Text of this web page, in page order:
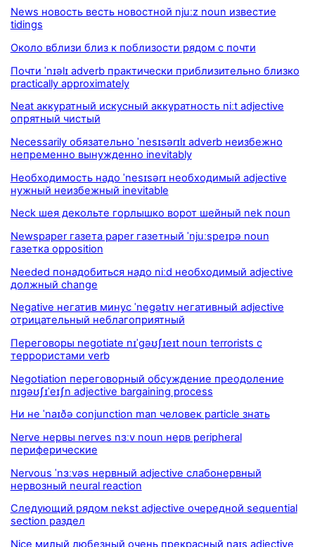
News новость весть новостной njuːz noun известие
tidings
Около вблизи близ к поблизости рядом с почти
Почти ˈnɪəlɪ adverb практически приблизительно близко
practically approximately
Neat аккуратный искусный аккуратность niːt adjective
опрятный чистый
Necessarily обязательно ˈnesɪsərɪlɪ adverb неизбежно
непременно вынужденно inevitably
Необходимость надо ˈnesɪsərɪ необходимый adjective
нужный неизбежный inevitable
Neck шея декольте горлышко ворот шейный nek noun
Newspaper газета paper газетный ˈnjuːspeɪpə noun
газетка opposition
Needed понадобиться надо niːd необходимый adjective
должный change
Negative негатив минус ˈnegətɪv негативный adjective
отрицательный неблагоприятный
Переговоры negotiate nɪˈgəʊʃɪeɪt noun terrorists с
террористами verb
Negotiation переговорный обсуждение преодоление
nɪgəʊʃɪˈeɪʃn adjective bargaining process
Ни не ˈnaɪðə conjunction man человек particle знать
Nerve нервы nerves nɜːv noun нерв peripheral
периферические
Nervous ˈnɜːvəs нервный adjective слабонервный
нервозный neural reaction
Следующий рядом nekst adjective очередной sequential
section раздел
Nice милый любезный очень прекрасный naɪs adjective